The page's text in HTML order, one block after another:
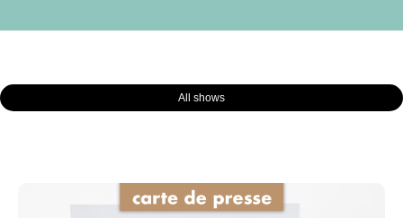
All shows
PagePagePagePagePagePage Page